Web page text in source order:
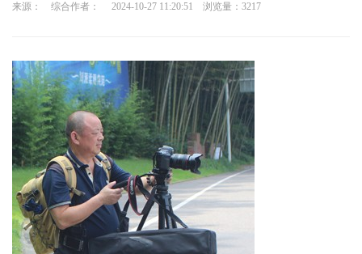
三
农
智
慧
教
来源： 综合作者： 2024-10-27 11:20:51 浏览量： 3217